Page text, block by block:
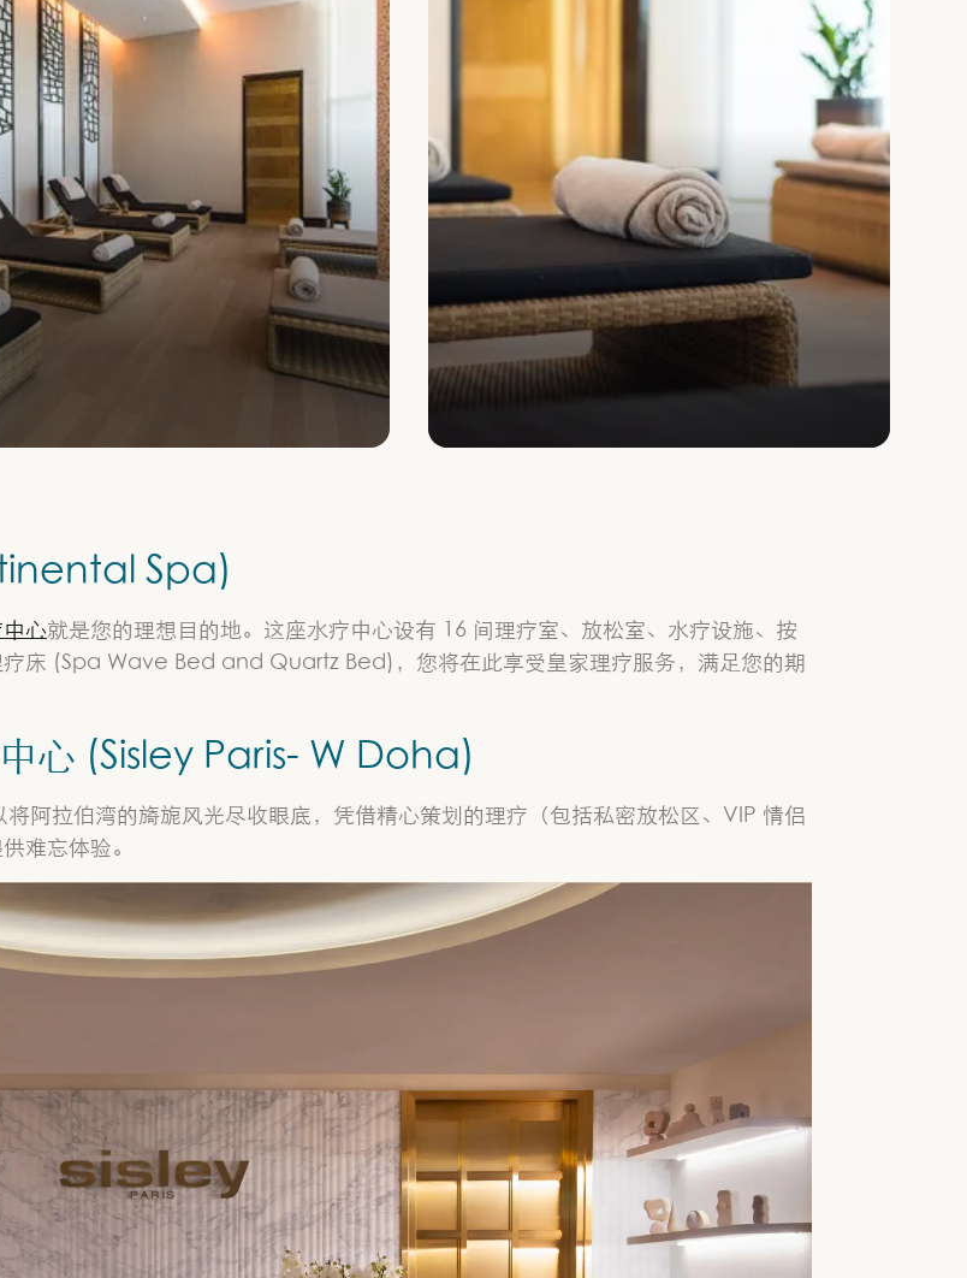
Spa)
心就是您的理想目的地。这座水疗中心设有 16 间理疗室、放松室、水疗设施、按
床 (Spa Wave Bed and Quartz Bed)，您将在此享受皇家理疗服务，满足您的期
心 (Sisley Paris- W Doha)
阿拉伯湾的旖旎风光尽收眼底，凭借精心策划的理疗（包括私密放松区、VIP 情侣
难忘体验。